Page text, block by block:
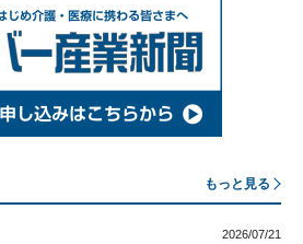
もっと見る
2026/07/21